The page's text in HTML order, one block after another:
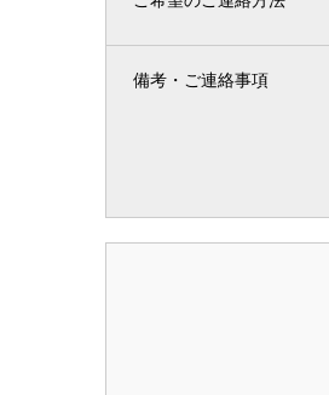
備考・ご連絡事項